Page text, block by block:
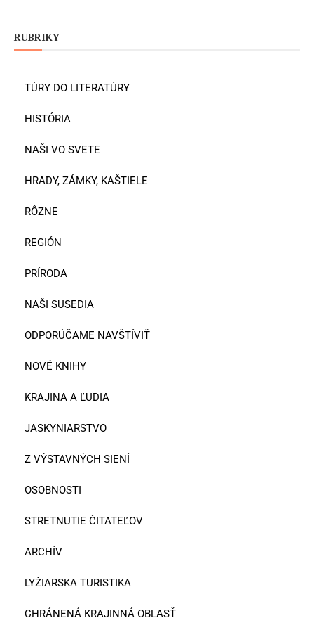
RUBRIKY
TÚRY DO LITERATÚRY
HISTÓRIA
NAŠI VO SVETE
HRADY, ZÁMKY, KAŠTIELE
RÔZNE
REGIÓN
PRÍRODA
NAŠI SUSEDIA
ODPORÚČAME NAVŠTÍVIŤ
NOVÉ KNIHY
KRAJINA A ĽUDIA
JASKYNIARSTVO
Z VÝSTAVNÝCH SIENÍ
OSOBNOSTI
STRETNUTIE ČITATEĽOV
ARCHÍV
LYŽIARSKA TURISTIKA
CHRÁNENÁ KRAJINNÁ OBLASŤ